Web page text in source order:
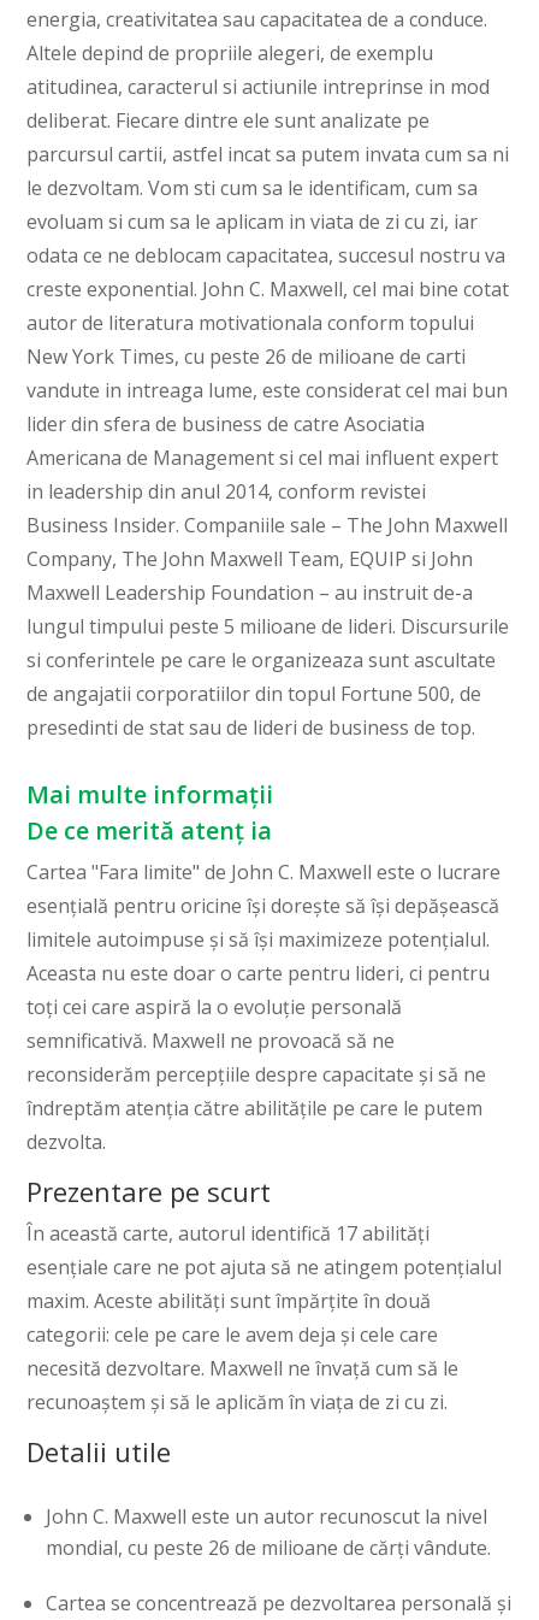
energia, creativitatea sau capacitatea de a conduce.
Altele depind de propriile alegeri, de exemplu
atitudinea, caracterul si actiunile intreprinse in mod
deliberat. Fiecare dintre ele sunt analizate pe
parcursul cartii, astfel incat sa putem invata cum sa ni
le dezvoltam. Vom sti cum sa le identificam, cum sa
evoluam si cum sa le aplicam in viata de zi cu zi, iar
odata ce ne deblocam capacitatea, succesul nostru va
creste exponential. John C. Maxwell, cel mai bine cotat
autor de literatura motivationala conform topului
New York Times, cu peste 26 de milioane de carti
vandute in intreaga lume, este considerat cel mai bun
lider din sfera de business de catre Asociatia
Americana de Management si cel mai influent expert
in leadership din anul 2014, conform revistei
Business Insider. Companiile sale – The John Maxwell
Company, The John Maxwell Team, EQUIP si John
Maxwell Leadership Foundation – au instruit de-a
lungul timpului peste 5 milioane de lideri. Discursurile
si conferintele pe care le organizeaza sunt ascultate
de angajatii corporatiilor din topul Fortune 500, de
presedinti de stat sau de lideri de business de top.
Mai multe informații
De ce merită atenț ia
Cartea "Fara limite" de John C. Maxwell este o lucrare
esențială pentru oricine își dorește să își depășească
limitele autoimpuse și să își maximizeze potențialul.
Aceasta nu este doar o carte pentru lideri, ci pentru
toți cei care aspiră la o evoluție personală
semnificativă. Maxwell ne provoacă să ne
reconsiderăm percepțiile despre capacitate și să ne
îndreptăm atenția către abilitățile pe care le putem
dezvolta.
Prezentare pe scurt
În această carte, autorul identifică 17 abilități
esențiale care ne pot ajuta să ne atingem potențialul
maxim. Aceste abilități sunt împărțite în două
categorii: cele pe care le avem deja și cele care
necesită dezvoltare. Maxwell ne învață cum să le
recunoaștem și să le aplicăm în viața de zi cu zi.
Detalii utile
John C. Maxwell este un autor recunoscut la nivel
mondial, cu peste 26 de milioane de cărți vândute.
Cartea se concentrează pe dezvoltarea personală și